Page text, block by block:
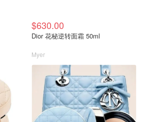
$630.00
Dior 花秘逆转面霜 50ml
Myer